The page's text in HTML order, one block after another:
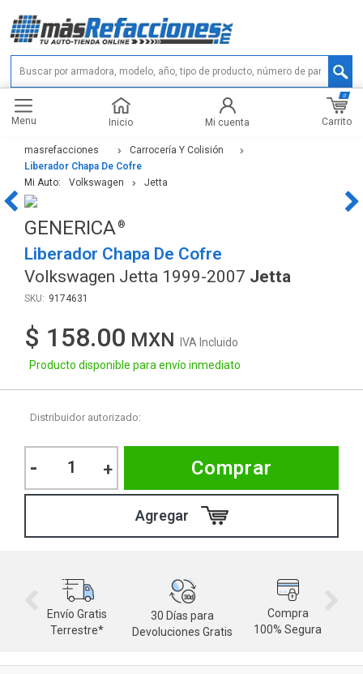
Menu Inicio Mi cuenta Carrito
0
masrefacciones
Carrocería Y Colisión
Liberador Chapa De Cofre
Mi Auto:
Volkswagen Jetta
GENERICA
Liberador Chapa De Cofre
Volkswagen Jetta 1999-2007 Jetta
9174631
$ 158.00
IVA Incluido
Producto disponible para envío inmediato
Distribuidor autorizado:
- + Comprar
Envío Gratis
Terrestre*
30 Días para
Devoluciones Gratis
Compra
100% Segura